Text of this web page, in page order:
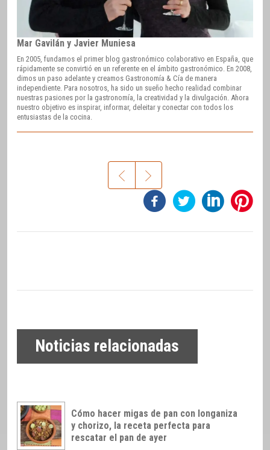
Mar Gavilán y Javier Muniesa
En 2005, fundamos el primer blog gastronómico colaborativo en España, que
rápidamente se convirtió en un referente en el ámbito gastronómico. En 2008,
dimos un paso adelante y creamos Gastronomía & Cía de manera
independiente. Para nosotros, ha sido un sueño hecho realidad combinar
nuestras pasiones por la gastronomía, la creatividad y la divulgación. Ahora
nuestro objetivo es inspirar, informar, deleitar y conectar con todos los
entusiastas de la cocina.
Noticias relacionadas
Cómo hacer migas de pan con longaniza
y chorizo, la receta perfecta para
rescatar el pan de ayer